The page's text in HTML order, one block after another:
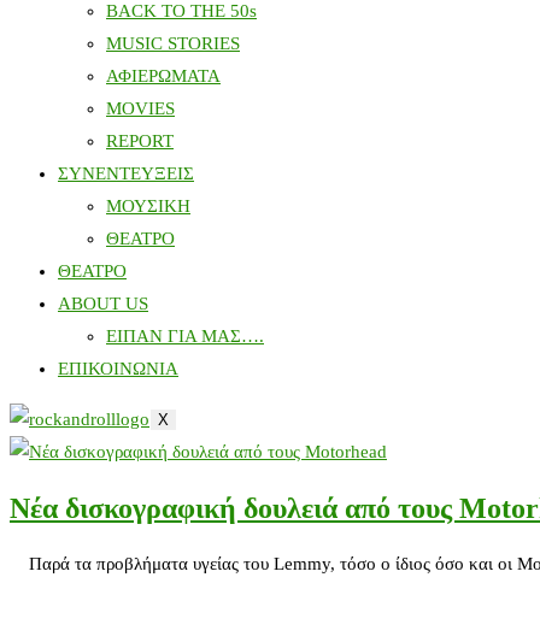
BACK TO THE 50s
MUSIC STORIES
ΑΦΙΕΡΩΜΑΤΑ
MOVIES
REPORT
ΣΥΝΕΝΤΕΥΞΕΙΣ
ΜΟΥΣΙΚΗ
ΘΕΑΤΡΟ
ΘΕΑΤΡΟ
ABOUT US
ΕΙΠΑΝ ΓΙΑ ΜΑΣ….
ΕΠΙΚΟΙΝΩΝΙΑ
X
Νέα δισκογραφική δουλειά από τους
Παρά τα προβλήματα υγείας του Lemmy, τόσο ο ίδιος όσο και οι